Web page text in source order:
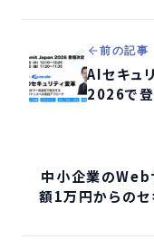
前の記事
AIセキュ
2026で
中小企業のWeb
額1万円からのセ